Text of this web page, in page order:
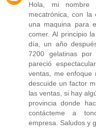
Hola, mi nombre
mecatrónica, con la
una maquina para
comer. Al principio
día, un año
7200 gelatinas
pareció
ventas, me enfoque
descuide un factor
las ventas, si hay
provincia donde
contácteme a
empresa. Saludos y